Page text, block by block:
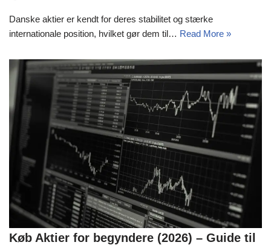
Danske aktier er kendt for deres stabilitet og stærke
internationale position, hvilket gør dem til… Read More »
Køb Aktier for begyndere (2026) – Guide til